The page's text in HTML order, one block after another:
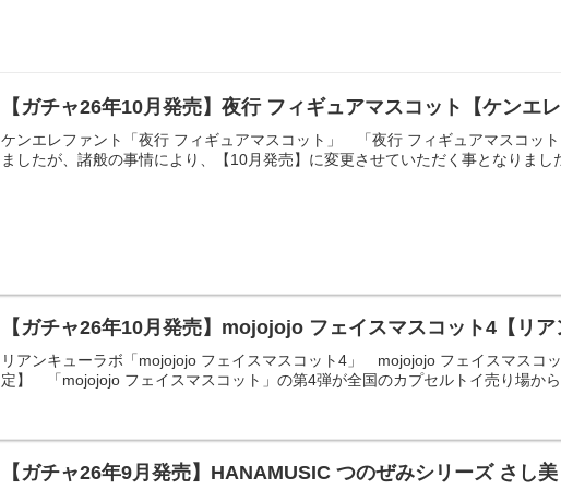
【ガチャ26年10月発売】夜行 フィギュアマスコット【ケンエレ
ケンエレファント「夜行 フィギュアマスコット」 「夜行 フィギュアマスコッ
ましたが、諸般の事情により、【10月発売】に変更させていただく事となりまし
【ガチャ26年10月発売】mojojojo フェイスマスコット4【リア
リアンキューラボ「mojojojo フェイスマスコット4」 mojojojo フェイスマスコ
定】 「mojojojo フェイスマスコット」の第4弾が全国のカプセルトイ売り場か
【ガチャ26年9月発売】HANAMUSIC つのぜみシリーズ さし美